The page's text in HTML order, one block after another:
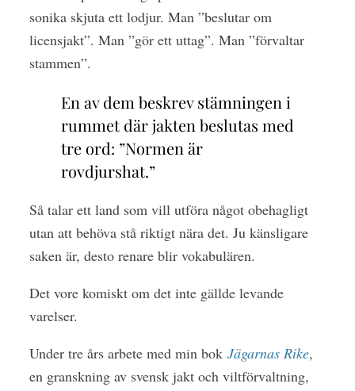
sonika skjuta ett lodjur. Man ”beslutar om
licensjakt”. Man ”gör ett uttag”. Man ”förvaltar
stammen”.
En av dem beskrev stämningen i
rummet där jakten beslutas med
tre ord: ”Normen är
rovdjurshat.”
Så talar ett land som vill utföra något obehagligt
utan att behöva stå riktigt nära det. Ju känsligare
saken är, desto renare blir vokabulären.
Det vore komiskt om det inte gällde levande
varelser.
Under tre års arbete med min bok Jägarnas Rike,
en granskning av svensk jakt och viltförvaltning,